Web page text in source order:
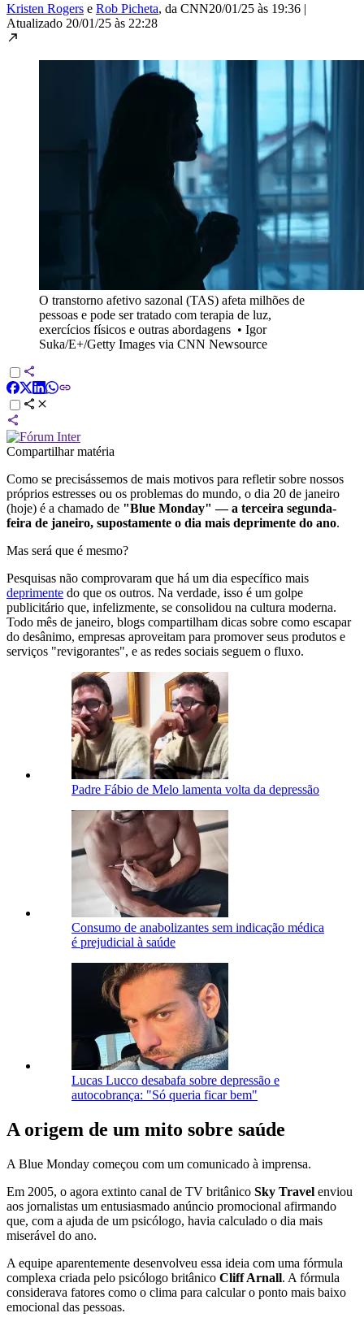
Kristen Rogers e Rob Picheta, da CNN20/01/25 às 19:36 |
Atualizado 20/01/25 às 22:28
O transtorno afetivo sazonal (TAS) afeta milhões de
pessoas e pode ser tratado com terapia de luz,
exercícios físicos e outras abordagens • Igor
Suka/E+/Getty Images via CNN Newsource
Compartilhar matéria
Como se precisássemos de mais motivos para refletir sobre nossos
próprios estresses ou os problemas do mundo, o dia 20 de janeiro
(hoje) é a chamado de "Blue Monday" — a terceira segunda-
feira de janeiro, supostamente o dia mais deprimente do ano.
Mas será que é mesmo?
Pesquisas não comprovaram que há um dia específico mais
deprimente do que os outros. Na verdade, isso é um golpe
publicitário que, infelizmente, se consolidou na cultura moderna.
Todo mês de janeiro, blogs compartilham dicas sobre como escapar
do desânimo, empresas aproveitam para promover seus produtos e
serviços "revigorantes", e as redes sociais seguem o fluxo.
Padre Fábio de Melo lamenta volta da depressão
Consumo de anabolizantes sem indicação médica
é prejudicial à saúde
Lucas Lucco desabafa sobre depressão e
autocobrança: "Só queria ficar bem"
A origem de um mito sobre saúde
A Blue Monday começou com um comunicado à imprensa.
Em 2005, o agora extinto canal de TV britânico Sky Travel enviou
aos jornalistas um entusiasmado anúncio promocional afirmando
que, com a ajuda de um psicólogo, havia calculado o dia mais
miserável do ano.
A equipe aparentemente desenvolveu essa ideia com uma fórmula
complexa criada pelo psicólogo britânico Cliff Arnall. A fórmula
considerava fatores como o clima para calcular o ponto mais baixo
emocional das pessoas.